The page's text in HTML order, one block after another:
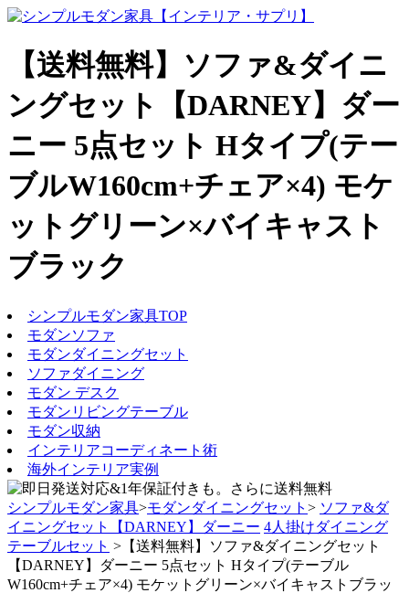
【送料無料】ソファ&ダイニ
ングセット【DARNEY】ダー
ニー 5点セット Hタイプ(テー
ブルW160cm+チェア×4) モケ
ットグリーン×バイキャスト
ブラック
シンプルモダン家具TOP
モダンソファ
モダンダイニングセット
ソファダイニング
モダン デスク
モダンリビングテーブル
モダン収納
インテリアコーディネート術
海外インテリア実例
シンプルモダン家具>モダンダイニングセット > ソファ&ダ
イニングセット【DARNEY】ダーニー 4人掛けダイニング
テーブルセット >【送料無料】ソファ&ダイニングセット
【DARNEY】ダーニー 5点セット Hタイプ(テーブル
W160cm+チェア×4) モケットグリーン×バイキャストブラッ